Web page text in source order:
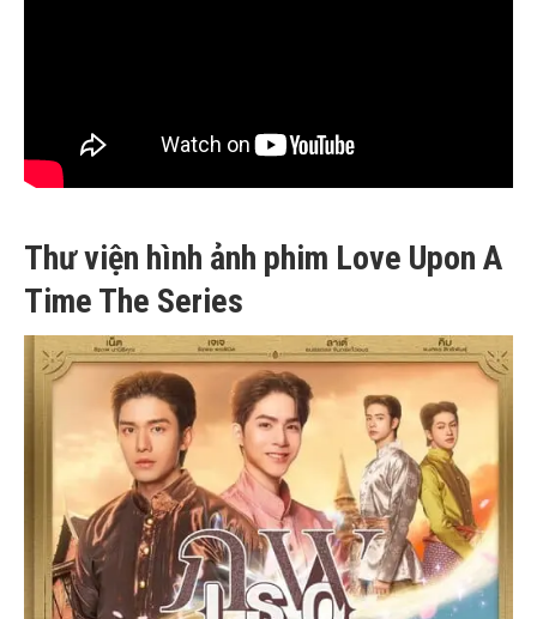
Thư viện hình ảnh phim Love Upon A
Time The Series